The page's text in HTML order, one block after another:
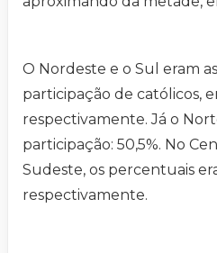
O Nordeste e o Sul eram
participação de católicos,
respectivamente. Já o
participação: 50,5%. No
Sudeste, os percentuais
respectivamente.